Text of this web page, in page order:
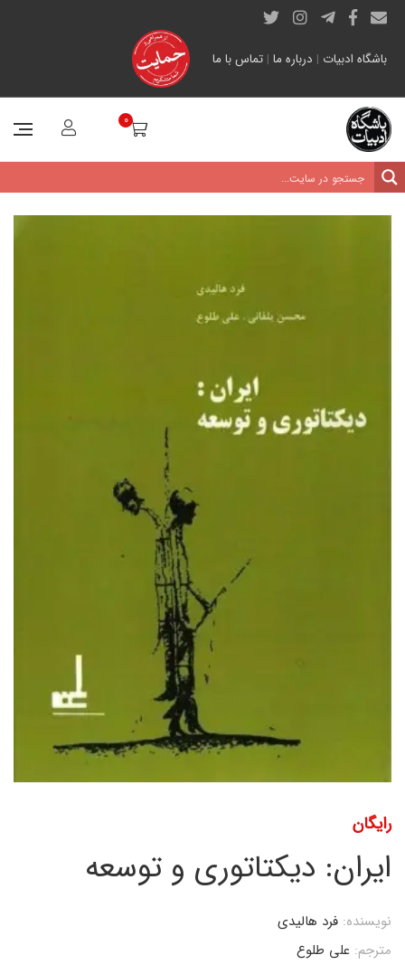
باشگاه ادبیات | درباره ما | تماس با ما
0
رایگان
ایران: دیکتاتوری و توسعه
نویسنده: فرد هالیدی
مترجم: علی طلوع